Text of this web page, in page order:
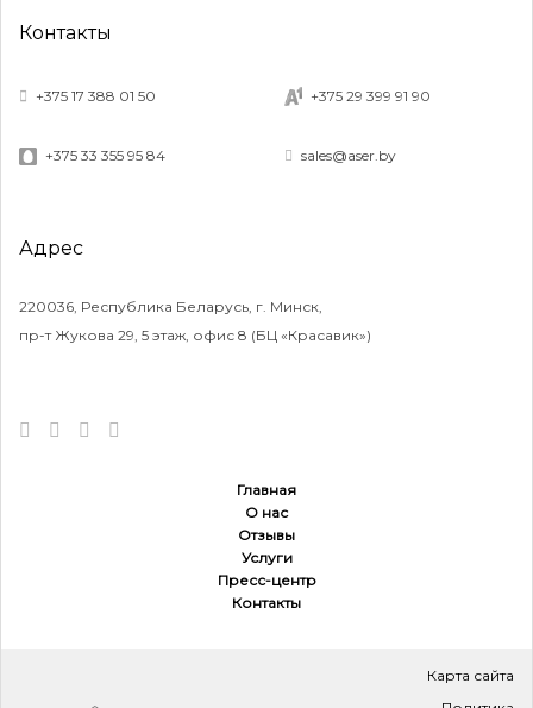
Контакты
+375 17 388 01 50 +375 29 399 91 90
+375 33 355 95 84 sales@aser.by
Адрес
220036, Республика Беларусь, г. Минск,
пр-т Жукова 29, 5 этаж, офис 8 (БЦ «Красавик»)
Главная
О нас
Отзывы
Услуги
Пресс-центр
Контакты
Карта сайта